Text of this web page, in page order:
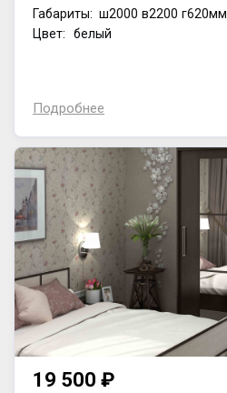
Габариты: ш2000 в2200 г620мм
Цвет: белый
Подробнее
19 500 ₽